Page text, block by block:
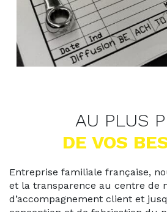
AU PLUS
DE VOS
Entreprise familiale française,
et la transparence au centre de
d’accompagnement client et